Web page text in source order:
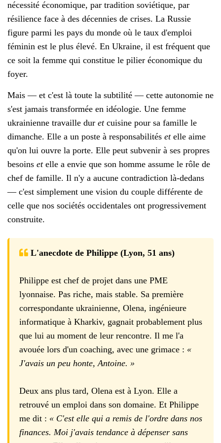
nécessité économique, par tradition soviétique, par
résilience face à des décennies de crises. La Russie
figure parmi les pays du monde où le taux d'emploi
féminin est le plus élevé. En Ukraine, il est fréquent que
ce soit la femme qui constitue le pilier économique du
foyer.
Mais — et c'est là toute la subtilité — cette autonomie ne
s'est jamais transformée en idéologie. Une femme
ukrainienne travaille dur etcuisine pour sa famille le
dimanche. Elle a un poste à responsabilités etelle aime
qu'on lui ouvre la porte. Elle peut subvenir à ses propres
besoins etelle a envie que son homme assume le rôle de
chef de famille. Il n'y a aucune contradiction là-dedans
— c'est simplement une vision du couple différente de
celle que nos sociétés occidentales ont progressivement
construite.
L'anecdote de Philippe (Lyon, 51 ans)
Philippe est chef de projet dans une PME
lyonnaise. Pas riche, mais stable. Sa première
correspondante ukrainienne, Olena, ingénieure
informatique à Kharkiv, gagnait probablement plus
que lui au moment de leur rencontre. Il me l'a
avouée lors d'un coaching, avec une grimace : «
J'avais un peu honte, Antoine. »
Deux ans plus tard, Olena est à Lyon. Elle a
retrouvé un emploi dans son domaine. Et Philippe
me dit : « C'est elle qui a remis de l'ordre dans nos
finances. Moi j'avais tendance à dépenser sans